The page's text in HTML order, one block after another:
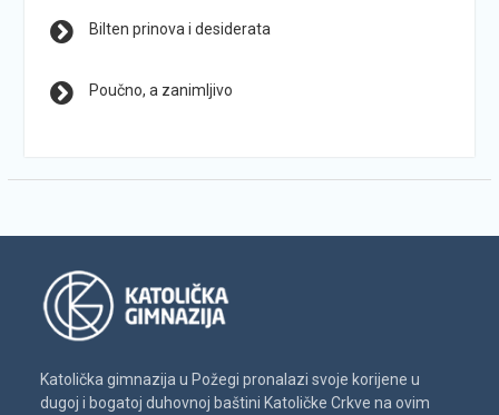
Bilten prinova i desiderata
Poučno, a zanimljivo
Katolička gimnazija u Požegi pronalazi svoje korijene u
dugoj i bogatoj duhovnoj baštini Katoličke Crkve na ovim